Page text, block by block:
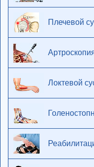
Плечевой
Локтевой